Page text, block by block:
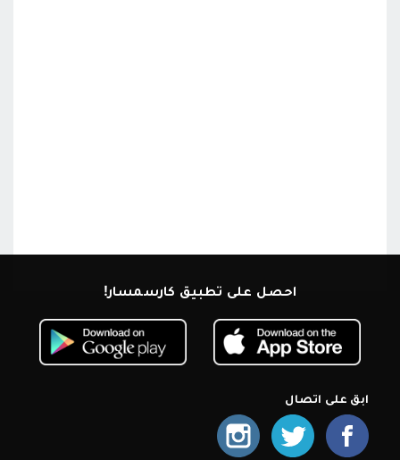
احصل على تطبيق كارسمسار!
ابق على اتصال